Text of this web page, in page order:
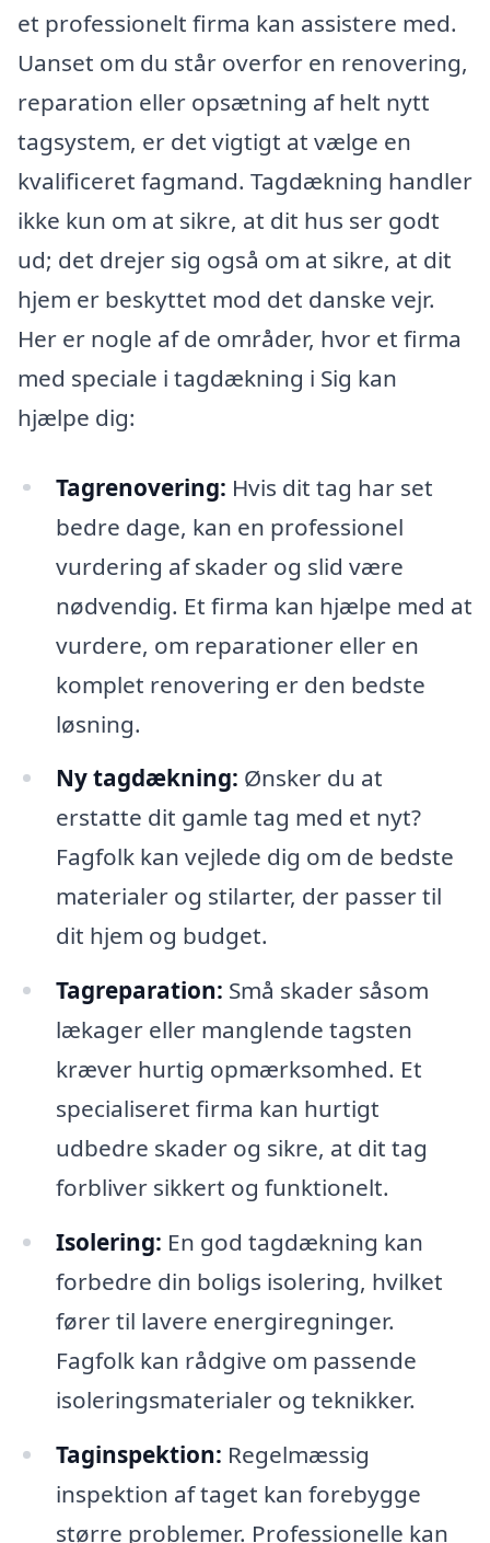
et professionelt firma kan assistere med.
Uanset om du står overfor en renovering,
reparation eller opsætning af helt nytt
tagsystem, er det vigtigt at vælge en
kvalificeret fagmand. Tagdækning handler
ikke kun om at sikre, at dit hus ser godt
ud; det drejer sig også om at sikre, at dit
hjem er beskyttet mod det danske vejr.
Her er nogle af de områder, hvor et firma
med speciale i tagdækning i Sig kan
hjælpe dig:
Tagrenovering: Hvis dit tag har set
bedre dage, kan en professionel
vurdering af skader og slid være
nødvendig. Et firma kan hjælpe med at
vurdere, om reparationer eller en
komplet renovering er den bedste
løsning.
Ny tagdækning: Ønsker du at
erstatte dit gamle tag med et nyt?
Fagfolk kan vejlede dig om de bedste
materialer og stilarter, der passer til
dit hjem og budget.
Tagreparation: Små skader såsom
lækager eller manglende tagsten
kræver hurtig opmærksomhed. Et
specialiseret firma kan hurtigt
udbedre skader og sikre, at dit tag
forbliver sikkert og funktionelt.
Isolering: En god tagdækning kan
forbedre din boligs isolering, hvilket
fører til lavere energiregninger.
Fagfolk kan rådgive om passende
isoleringsmaterialer og teknikker.
Taginspektion: Regelmæssig
inspektion af taget kan forebygge
større problemer. Professionelle kan